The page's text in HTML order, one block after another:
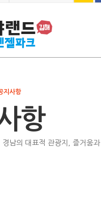
지사항
항
남의 대표적 관광지, 즐거움